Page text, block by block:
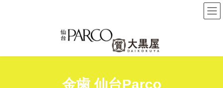
ン
テ
ン
ス
ビ
ゲ
ー
ン
金歯 仙台Parco